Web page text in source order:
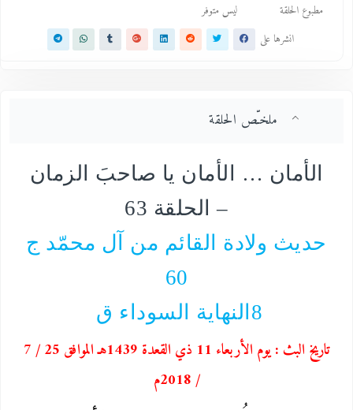
مطبوع الحلقة
ليس متوفر
انشرها على
ملخـّص الحلقة
الأمان … الأمان يا صاحبَ الزمان
– الحلقة 63
حديث ولادة القائم من آل محمّد ج
60
النهاية السوداء ق8
تاريخ البث : يوم الأربعاء 11 ذي القعدة 1439هـ الموافق 25 / 7
/ 2018م